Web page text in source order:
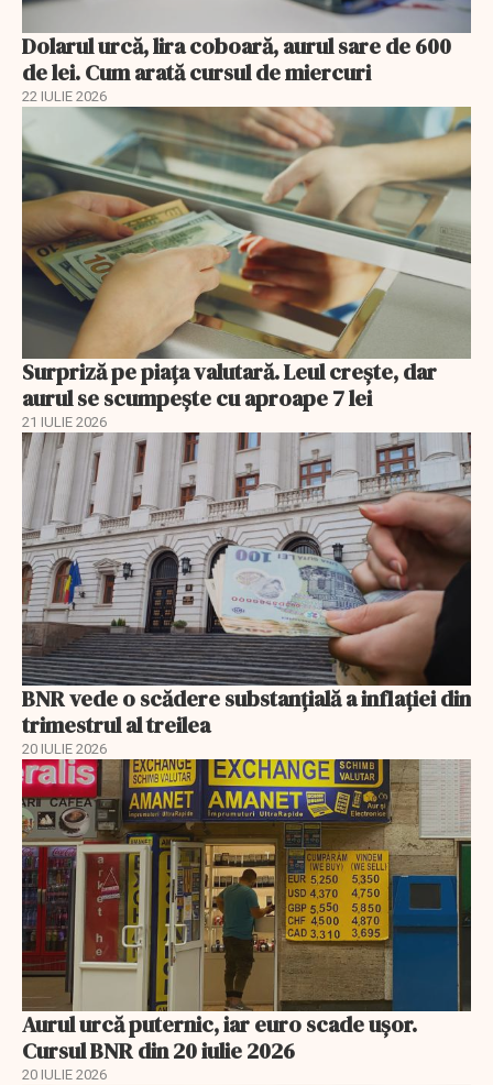
Dolarul urcă, lira coboară, aurul sare de 600
de lei. Cum arată cursul de miercuri
22 IULIE 2026
Surpriză pe piața valutară. Leul crește, dar
aurul se scumpește cu aproape 7 lei
21 IULIE 2026
BNR vede o scădere substanţială a inflaţiei din
trimestrul al treilea
20 IULIE 2026
Aurul urcă puternic, iar euro scade ușor.
Cursul BNR din 20 iulie 2026
20 IULIE 2026